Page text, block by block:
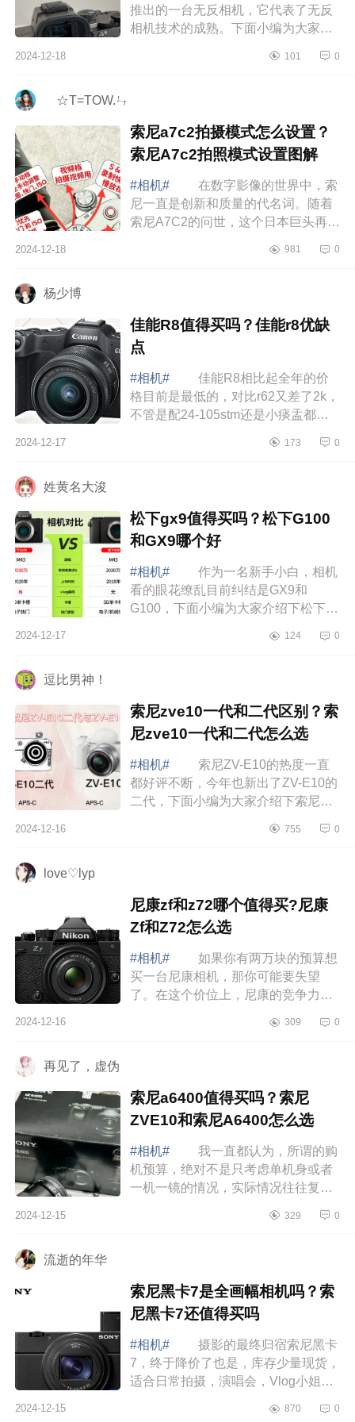
推出的一台无反相机，它代表了无反
相机技术的成熟。下面小编为大家介
a7m3和a7m4买哪个更合适 索尼
2024-12-18 101 0
ゞ☆T=TOW.ㄣ
索尼a7c2拍摄模式怎么设置？
索尼A7c2拍照模式设置图解
#相机#
在数字影像的世界中，索
尼一直是创新和质量的代名词。随着
索尼A7C2的问世，这个日本巨头再次
友好的工具方面的承诺，下面小编为
2024-12-18 981 0
杨少博
佳能R8值得买吗？佳能r8优缺
点
#相机#
佳能R8相比起全年的价
格目前是最低的，对比r62又差了2k，
不管是配24-105stm还是小痰盂都是
绍下佳能R8值得买吗？佳能r8优缺
2024-12-17 173 0
姓黄名大浚
松下gx9值得买吗？松下G100
和GX9哪个好
#相机#
作为一名新手小白，相机
看的眼花缭乱目前纠结是GX9和
G100，下面小编为大家介绍下松下
好 松下gx9值得买吗 松下gx9
2024-12-17 124 0
逗比男神！
索尼zve10一代和二代区别？索
尼zve10一代和二代怎么选
#相机#
索尼ZV-E10的热度一直
都好评不断，今年也新出了ZV-E10的
二代，下面小编为大家介绍下索尼
代和二代怎么选 索尼zve10一代
2024-12-16 755 0
love♡lyp
尼康zf和z72哪个值得买?尼康
Zf和Z72怎么选
#相机#
如果你有两万块的预算想
买一台尼康相机，那你可能要失望
了。在这个价位上，尼康的竞争力并
荐的。下面小编为大家介绍下尼康zf
2024-12-16 309 0
再见了，虚伪
索尼a6400值得买吗？索尼
ZVE10和索尼A6400怎么选
#相机#
我一直都认为，所谓的购
机预算，绝对不是只考虑单机身或者
一机一镜的情况，实际情况往往复杂
费用，不然就会陷入无限制的花费
2024-12-15 329 0
流逝的年华
索尼黑卡7是全画幅相机吗？索
尼黑卡7还值得买吗
#相机#
摄影的最终归宿索尼黑卡
7，终于降价了也是，库存少量现货，
适合日常拍摄，演唱会，Vlog小姐
是全画幅相机吗？索尼黑卡7还值得买
2024-12-15 870 0